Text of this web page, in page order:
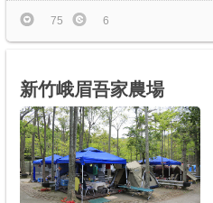
75 6
新竹峨眉吾家農場